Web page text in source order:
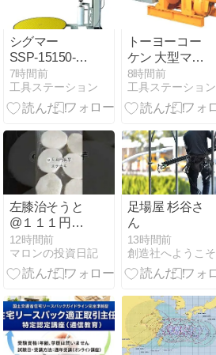
シグマー
SSP-15150-
AMで快適包装
作業
7時間前
工具ステーション
トーヨーコー
ケン 大型マイ
ティプラー
MA-20(S)の魅
力と選び方
8時間前
工具ステーション
左膝治そうと
@１１１円山
芋@５８円長
芋を準備し冷
凍保存
12時間前
マロンの投資日記
足場屋 杉谷さ
ん
13時間前
創造社へようこそ